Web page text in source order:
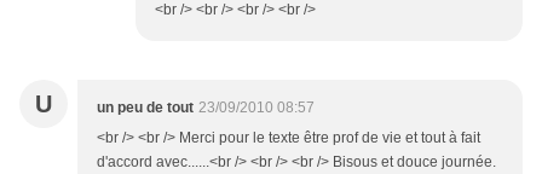
<br /> <br /> <br /> <br />
U un peu de tout 23/09/2010 08:57
<br /> <br /> Merci pour le texte être prof de vie et tout à fait
d'accord avec......<br /> <br /> <br /> Bisous et douce journée.